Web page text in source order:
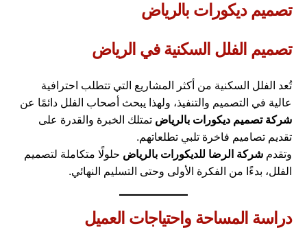
تصميم ديكورات بالرياض
تصميم الفلل السكنية في الرياض
تُعد الفلل السكنية من أكثر المشاريع التي تتطلب احترافية
عالية في التصميم والتنفيذ، ولهذا يبحث أصحاب الفلل دائمًا عن
شركة تصميم ديكورات بالرياض تمتلك الخبرة والقدرة على
تقديم تصاميم فاخرة تلبي تطلعاتهم.
وتقدمشركة الرضا للديكورات بالرياض حلولًا متكاملة لتصميم
الفلل، بدءًا من الفكرة الأولى وحتى التسليم النهائي.
دراسة المساحة واحتياجات العميل